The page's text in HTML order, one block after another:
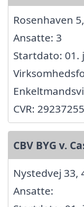
Rosenhaven
Ansatte: 3
Startdato: 01.
CVR: 29237255
CBV BYG v.
Nystedvej 33,
Ansatte: